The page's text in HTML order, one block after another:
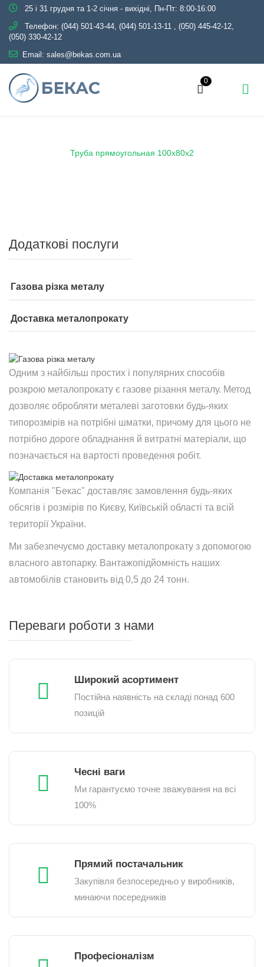
25 і 31 грудня та 1-2 січня - вихідні, Пн-Пт: 8:00-16:00
Телефон: (044) 501-43-44, (044) 501-13-11 , (050) 445-42-12,
(050) 330-42-12
Email: sales@bekas.com.ua
0
Труба прямоугольная 100х80х2
Додаткові послуги
Газова різка металу
Доставка металопрокату
Одним з найбільш простих і популярних способів
розкрою металопрокату є газове різання металу. Метод
дозволяє обробляти металеві заготовки будь-яких
типорозмірів на потрібні шматки, причому для цього не
потрібно дороге обладнання й витратні матеріали, що
позначається на вартості проведення робіт.
Компанія "Бекас" доставляє замовлення будь-яких
обсягів і розмірів по Києву, Київській області та всій
території України.
Ми забезпечуємо доставку металопрокату з допомогою
власного автопарку. Вантажопідйомність наших
автомобілів становить від 0,5 до 24 тонн.
Переваги роботи з нами
Широкий асортимент
Постійна наявність на складі понад 600
позицій
Чесні ваги
Ми гарантуємо точне зважування на всі
100%
Прямий постачальник
Закупівля безпосередньо у виробників,
минаючи посередників
Професіоналізм